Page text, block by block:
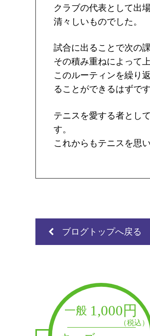
クラブの代表として出
清々しいものでした。
試合に出ることで次の
その積み重ねによって
このルーティンを繰り
ることができるはずで
テニスを愛する者とし
す。
これからもテニスを思
ブログトップへ戻る